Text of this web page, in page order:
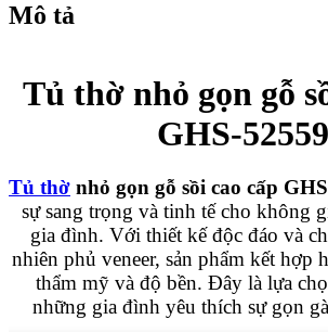
Mô tả
Tủ thờ nhỏ gọn gỗ
GHS-52559
Tủ thờ nhỏ gọn gỗ sồi cao cấp
sự sang trọng và tinh tế cho không
gia đình. Với thiết kế độc đáo và
nhiên phủ veneer, sản phẩm kết hợp
thẩm mỹ và độ bền. Đây là lựa
những gia đình yêu thích sự gọn